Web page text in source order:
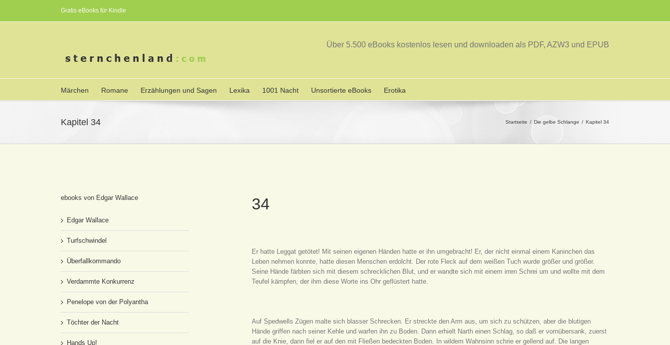
Gratis eBooks für Kindle
Über 5.500 eBooks kostenlos lesen und downloaden als PDF, AZW3 und EPUB
Märchen Romane Erzählungen und Sagen Lexika 1001 Nacht Unsortierte eBooks Erotika
Kapitel 34 Startseite Die gelbe Schlange Kapitel 34
34
Er hatte Leggat getötet! Mit seinen eigenen Händen hatte er ihn umgebracht! Er, der nicht einmal einem Kaninchen das
Leben nehmen konnte, hatte diesen Menschen erdolcht. Der rote Fleck auf dem weißen Tuch wurde größer und größer.
Seine Hände färbten sich mit diesem schrecklichen Blut, und er wandte sich mit einem irren Schrei um und wollte mit dem
Teufel kämpfen, der ihm diese Worte ins Ohr geflüstert hatte.
Auf Spedwells Zügen malte sich blasser Schrecken. Er streckte den Arm aus, um sich zu schützen, aber die blutigen
Hände griffen nach seiner Kehle und warfen ihn zu Boden. Dann erhielt Narth einen Schlag, so daß er vornübersank, zuerst
auf die Knie, dann fiel er auf den mit Fließen bedeckten Boden. In wildem Wahnsinn schrie er gellend auf. Die langen
ebooks von Edgar Wallace
Edgar Wallace
Turfschwindel
Überfallkommando
Verdammte Konkurrenz
Penelope von der Polyantha
Töchter der Nacht
Hands Up!